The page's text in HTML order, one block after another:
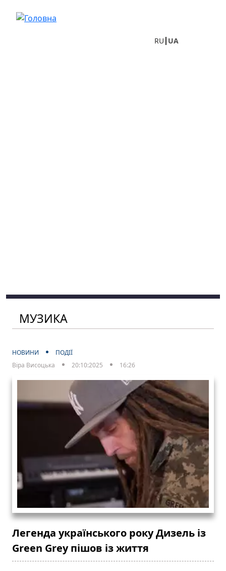
RU UA
МУЗИКА
НОВИНИ
ПОДІЇ
Віра Висоцька
20:10:2025 16:26
Легенда українського року Дизель із
Green Grey пішов із життя